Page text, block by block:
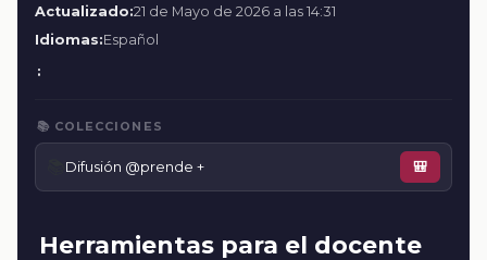
Actualizado:21 de Mayo de 2026 a las 14:31
Idiomas:Español
:
📚 COLECCIONES
Difusión @prende + 🎒
Herramientas para el docente